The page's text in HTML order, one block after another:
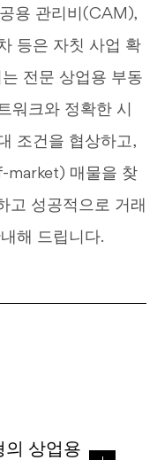
용 관리비(CAM),
등은 자칫 사업 확
전문 상업용 부동
워크와 정확한 시
조건을 협상하고,
market) 매물을 찾
고 성공적으로 거래
해 드립니다.
의 상업용